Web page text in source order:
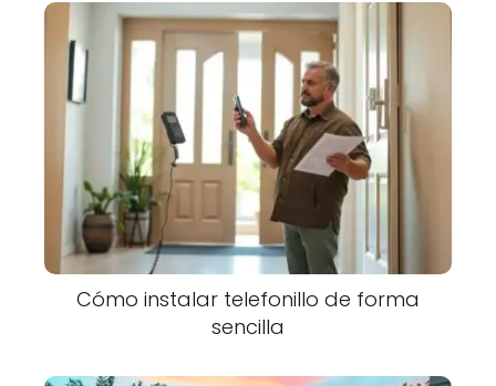
Cómo instalar telefonillo de forma
sencilla